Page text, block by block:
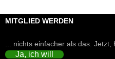
MITGLIED WERDEN
... nichts einfacher als das. Jetzt,
Ja, ich will